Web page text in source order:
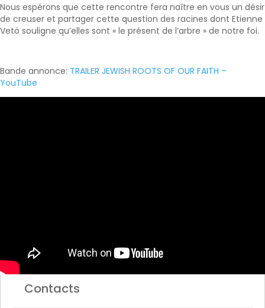
Nous espérons que cette rencontre fera naître en vous un désir
de creuser et partager cette question des racines dont Etienne
Vetö souligne qu’elles sont « le présent de l’arbre » de notre foi.
Bande annonce: TRAILER JEWISH ROOTS OF OUR FAITH –
YouTube
Contacts